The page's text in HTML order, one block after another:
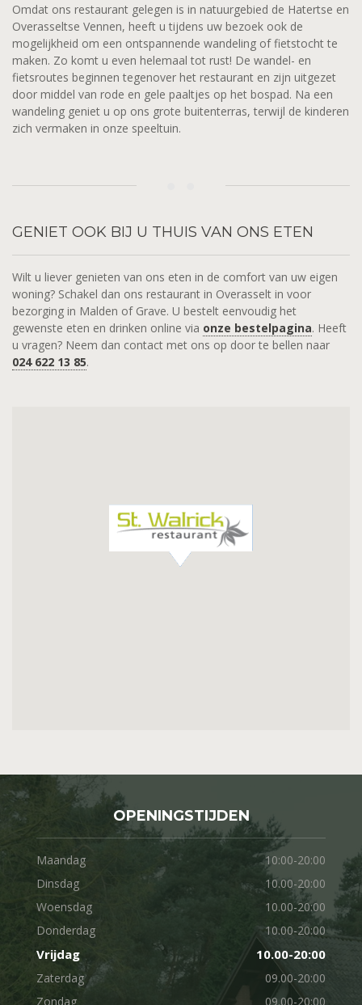
Omdat ons restaurant gelegen is in natuurgebied de Hatertse en
Overasseltse Vennen, heeft u tijdens uw bezoek ook de
mogelijkheid om een ontspannende wandeling of fietstocht te
maken. Zo komt u even helemaal tot rust! De wandel- en
fietsroutes beginnen tegenover het restaurant en zijn uitgezet
door middel van rode en gele paaltjes op het bospad. Na een
wandeling geniet u op ons grote buitenterras, terwijl de kinderen
zich vermaken in onze speeltuin.
GENIET OOK BIJ U THUIS VAN ONS ETEN
Wilt u liever genieten van ons eten in de comfort van uw eigen
woning? Schakel dan ons restaurant in Overasselt in voor
bezorging in Malden of Grave. U bestelt eenvoudig het
gewenste eten en drinken online via onze bestelpagina. Heeft
u vragen? Neem dan contact met ons op door te bellen naar
024 622 13 85.
OPENINGSTIJDEN
Maandag
10:00-20:00
Dinsdag
10.00-20:00
Woensdag
10.00-20:00
Donderdag
10.00-20:00
Vrijdag 10.00-20:00
Zaterdag
09.00-20:00
Zondag
09.00-20:00